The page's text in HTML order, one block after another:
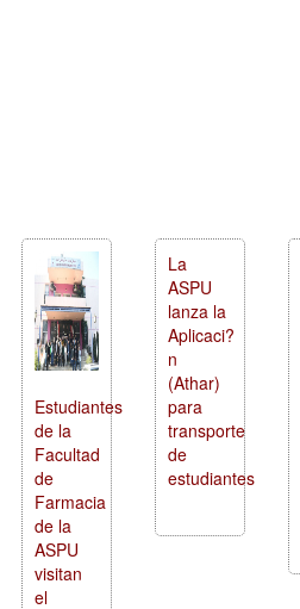
Estudiantes
de la
Facultad
de
Farmacia
de la
ASPU
visitan
el
La
ASPU
lanza la
Aplicaci?
n
(Athar)
para
transporte
de
estudiantes